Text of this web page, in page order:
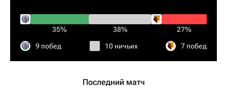
35% 38% 27%
9 побед 10 ничьих 7 побед
Последний матч